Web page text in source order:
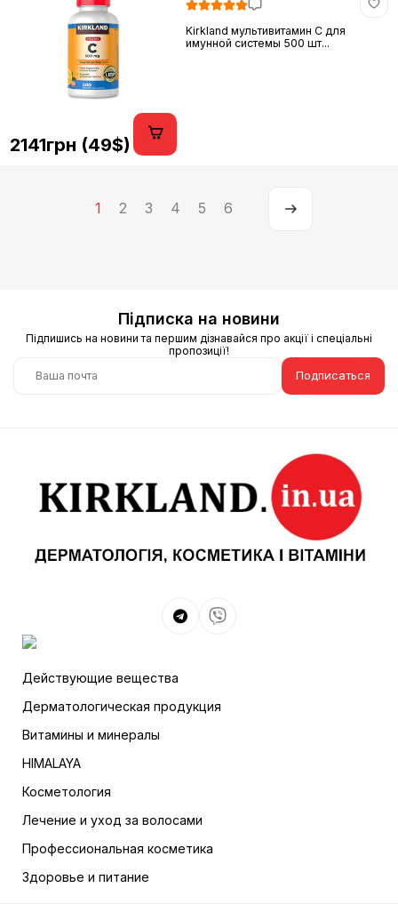
Kirkland мультивитамин C для
имунной системы 500 шт...
2141грн (49$)
1 2 3 4 5 6
Підписка на новини
Підпишись на новини та першим дізнавайся про акції і спеціальні
пропозиції!
Подписаться
Действующие вещества
Дерматологическая продукция
Витамины и минералы
HIMALAYA
Косметология
Лечение и уход за волосами
Профессиональная косметика
Здоровье и питание